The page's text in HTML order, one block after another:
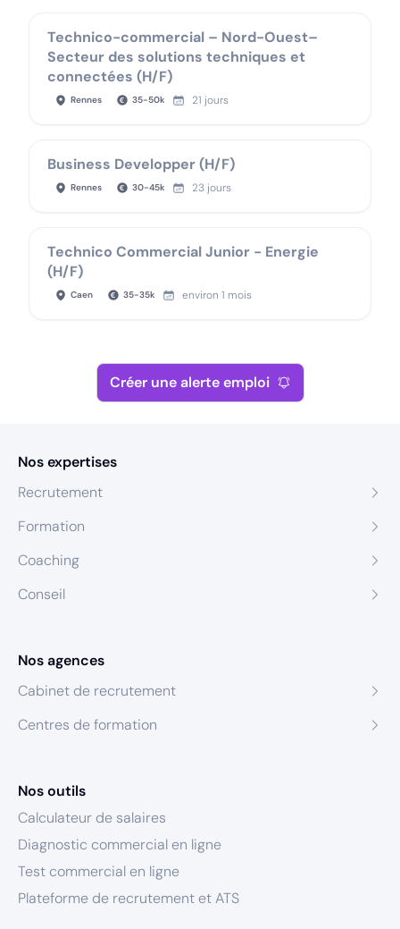
Technico-commercial – Nord-Ouest–
Secteur des solutions techniques et
connectées (H/F)
Rennes 35-50k 21 jours
Business Developper (H/F)
Rennes 30-45k 23 jours
Technico Commercial Junior - Energie
(H/F)
Caen 35-35k environ 1 mois
Créer une alerte emploi
Nos expertises
Recrutement
Formation
Coaching
Conseil
Nos agences
Cabinet de recrutement
Centres de formation
Nos outils
Calculateur de salaires
Diagnostic commercial en ligne
Test commercial en ligne
Plateforme de recrutement et ATS